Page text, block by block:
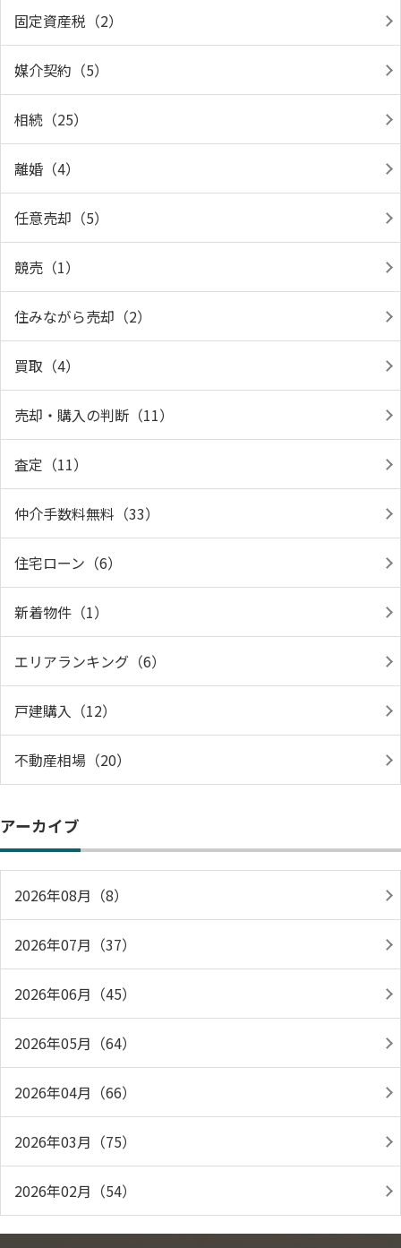
固定資産税（2）
媒介契約（5）
相続（25）
離婚（4）
任意売却（5）
競売（1）
住みながら売却（2）
買取（4）
売却・購入の判断（11）
査定（11）
仲介手数料無料（33）
住宅ローン（6）
新着物件（1）
エリアランキング（6）
戸建購入（12）
不動産相場（20）
アーカイブ
2026年08月（8）
2026年07月（37）
2026年06月（45）
2026年05月（64）
2026年04月（66）
2026年03月（75）
2026年02月（54）